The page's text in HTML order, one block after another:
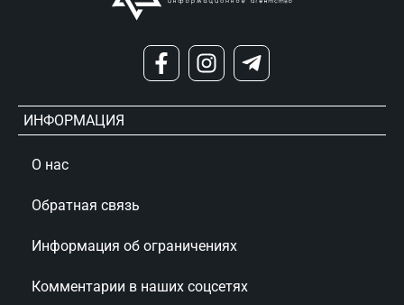
ИНФОРМАЦИЯ
О нас
Обратная связь
Информация об ограничениях
Комментарии в наших соцсетях